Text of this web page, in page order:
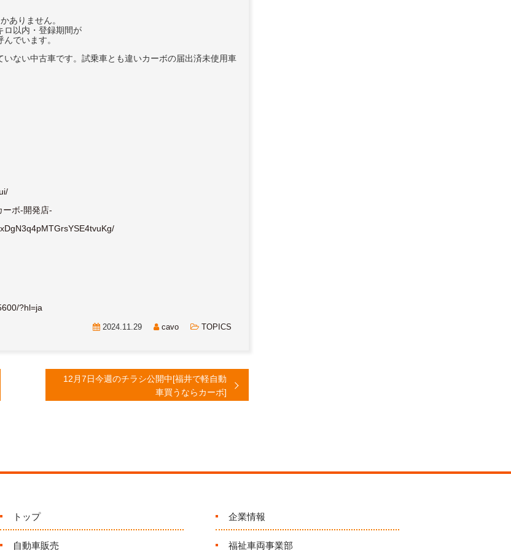
ありません。
ロ以内・登録期間が
でいます。
ない中古車です。試乗車とも違いカーボの届出済未使用車
ーボ-開発店-
?hl=ja
2024.11.29 cavo TOPICS
12月7日今週のチラシ公開中[福井で軽自動
車買うならカーボ]
トップ
自動車販売
企業情報
福祉車両事業部